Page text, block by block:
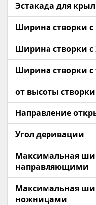
Эстакада для
Ширина створки с
Ширина створки
Ширина створки
от высоты створки
Направление
Угол деривации
Максимальная
направляющими
Максимальная
ножницами